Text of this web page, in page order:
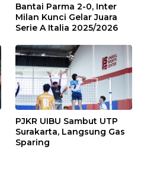
Bantai Parma 2-0, Inter
Milan Kunci Gelar Juara
Serie A Italia 2025/2026
PJKR UIBU Sambut UTP
Surakarta, Langsung Gas
Sparing